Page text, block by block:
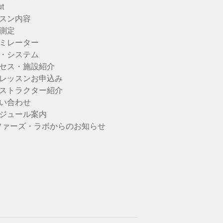
ン内容
定
レーター
システム
ス・施設紹介
ッスンお申込み
トラクター紹介
合わせ
ュール案内
ァーズ・ラボからのお知らせ